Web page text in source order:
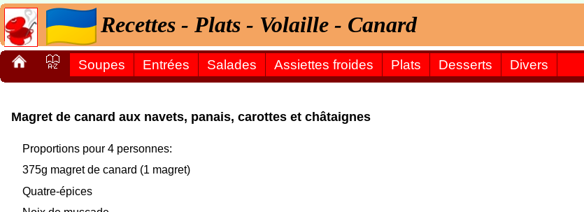
Recettes - Plats - Volaille - Canard
Soupes Entrées Salades Assiettes froides Plats Desserts Divers
Magret de canard aux navets, panais, carottes et châtaignes
Proportions pour 4 personnes:
375g magret de canard (1 magret)
Quatre-épices